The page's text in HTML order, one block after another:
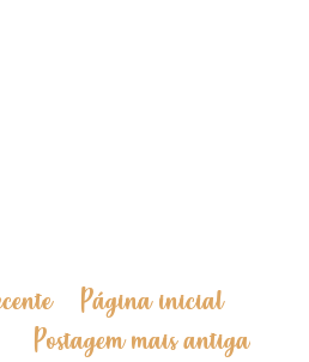
Postagem mais antiga
Página inicial